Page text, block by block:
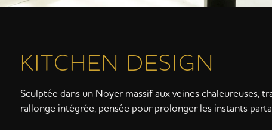
KITCHEN DESIGN
Sculptée dans un Noyer massif aux veines chaleureuses,
rallonge intégrée, pensée pour prolonger les instants